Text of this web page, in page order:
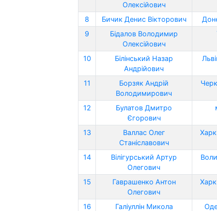
Олексійович
8 Бичик Денис Вікторович
9
Бідалов Володимир
Олексійович
10
Білінський Назар
Андрійович
11
Борзяк Андрій
Володимирович
12
Булатов Дмитро
Єгорович
13
Валлас Олег
Станіславович
14
Вілігурський Артур
Олегович
15
Гаврашенко Антон
Олегович
16
Галіуллін Микола